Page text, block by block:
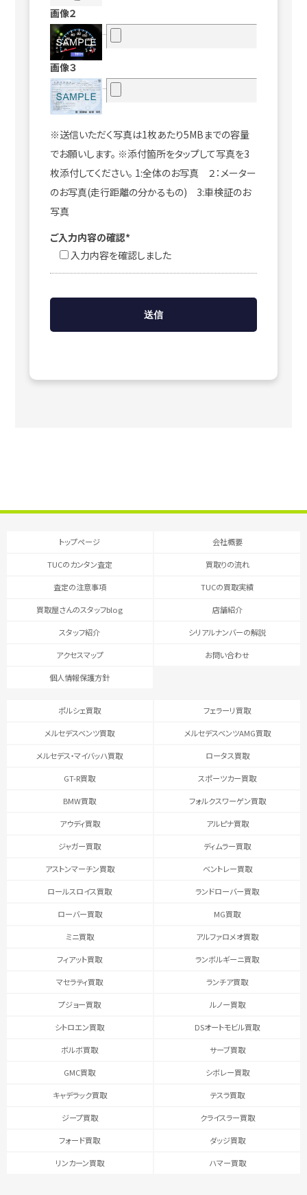
画像２
画像３
※送信いただく写真は1枚あたり5MBまでの容量
でお願いします。 ※添付箇所をタップして写真を3
枚添付してください。 1:全体のお写真 ２：メーター
のお写真(走行距離の分かるもの) 3:車検証のお
写真
ご入力内容の確認*
入力内容を確認しました
トップページ 会社概要
TUCのカンタン査定 買取りの流れ
査定の注意事項 TUCの買取実績
買取屋さんのスタッフblog 店舗紹介
スタッフ紹介 シリアルナンバーの解説
アクセスマップ お問い合わせ
個人情報保護方針
ポルシェ買取 フェラーリ買取
メルセデスベンツ買取 メルセデスベンツAMG買取
メルセデス・マイバッハ買取 ロータス買取
GT-R買取 スポーツカー買取
BMW買取 フォルクスワーゲン買取
アウディ買取 アルピナ買取
ジャガー買取 ディムラー買取
アストンマーチン買取 ベントレー買取
ロールスロイス買取 ランドローバー買取
ローバー買取 MG買取
ミニ買取 アルファロメオ買取
フィアット買取 ランボルギーニ買取
マセラティ買取 ランチア買取
プジョー買取 ルノー買取
シトロエン買取 DSオートモビル買取
ボルボ買取 サーブ買取
GMC買取 シボレー買取
キャデラック買取 テスラ買取
ジープ買取 クライスラー買取
フォード買取 ダッジ買取
リンカーン買取 ハマー買取